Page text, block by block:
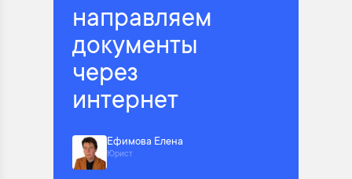
направляем
документы
через
интернет
Ефимова Елена
Юрист